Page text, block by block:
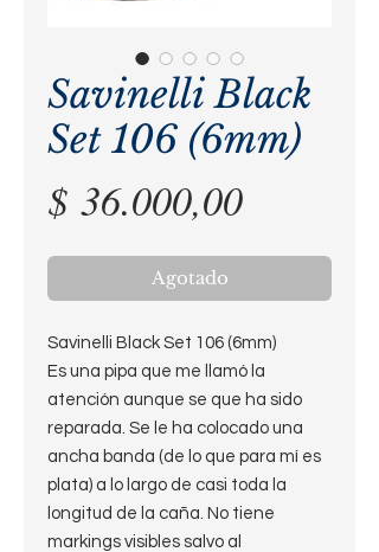
Savinelli Black
Set 106 (6mm)
$ 36.000,00Precio
Agotado
Savinelli Black Set 106 (6mm)
Es una pipa que me llamó la
atención aunque se que ha sido
reparada. Se le ha colocado una
ancha banda (de lo que para mí es
plata) a lo largo de casi toda la
longitud de la caña. No tiene
markings visibles salvo al